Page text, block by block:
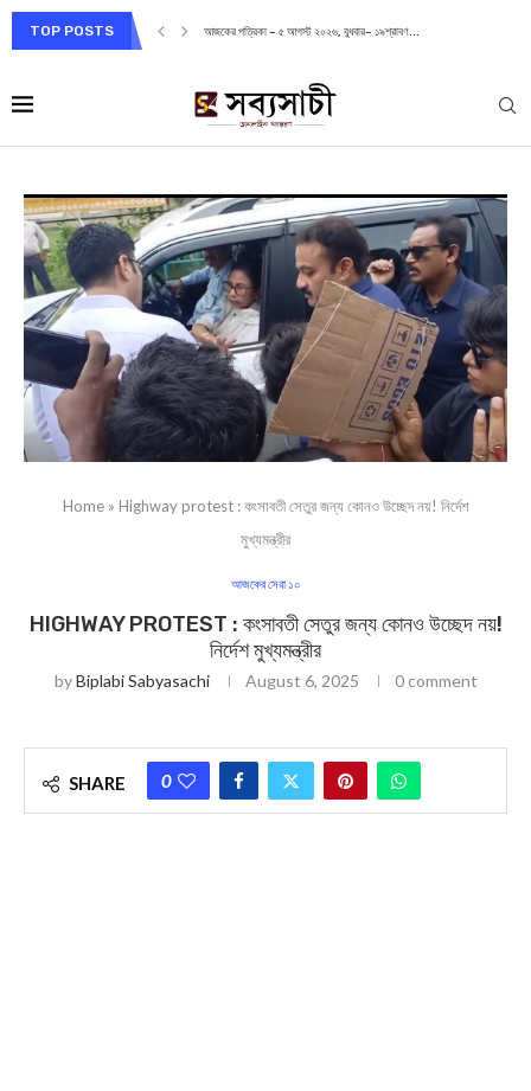
TOP POSTS আজকের পত্রিকা – ৫ আগস্ট ২০২৬, বুধবার– ১৯শ্রাবণ...
Home» Highway protest : কংসাবতী সেতুর জন্য কোনও উচ্ছেদ নয়! নির্দেশ
মুখ্যমন্ত্রীর
আজকের সেরা ১০
HIGHWAY PROTEST : কংসাবতী সেতুর জন্য কোনও উচ্ছেদ নয়!
নির্দেশ মুখ্যমন্ত্রীর
byBiplabi Sabyasachi August 6, 2025 0 comment
SHARE 0